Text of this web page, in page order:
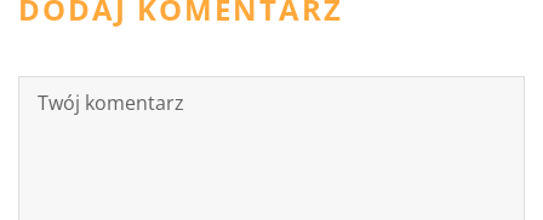
DODAJ KOMENTARZ